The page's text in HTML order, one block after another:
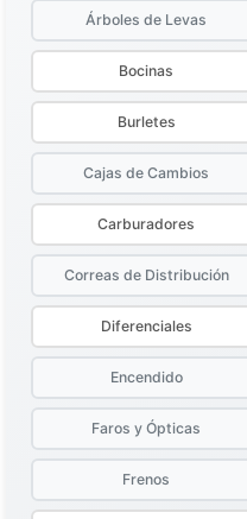
Árboles de Levas
Bocinas
Burletes
Cajas de Cambios
Carburadores
Correas de Distribución
Diferenciales
Encendido
Faros y Ópticas
Frenos